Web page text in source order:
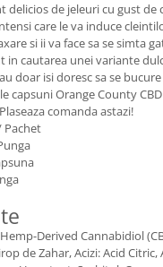
delicios de jeleuri cu gust de
care le va induce
si ii va face sa se simta
in cautarea unei variante
doar isi doresc sa se
capsuni Orange County CBD
comanda astazi!
Pachet
Derived Cannabidiol
de Zahar, Acizi: Acid